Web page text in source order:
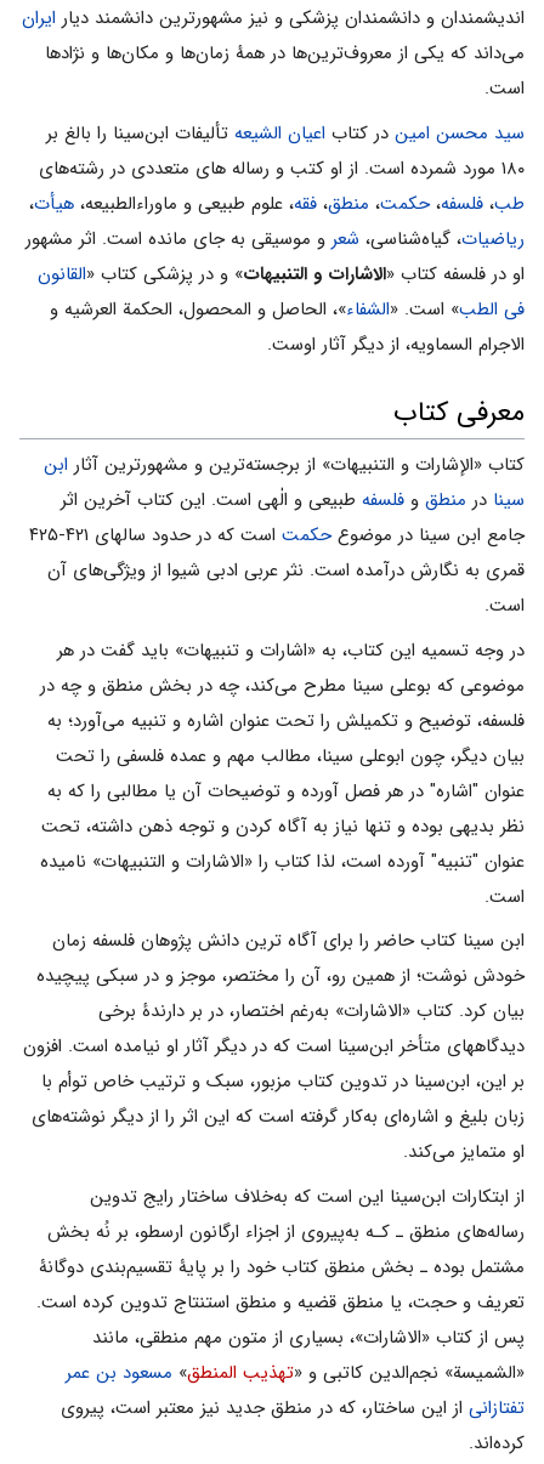
اندیشمندان و دانشمندان پزشکی و نیز مشهورترین دانشمند دیار ایران
می‌داند که یکی از معروف‌ترین‌ها در همهٔ زمان‌ها و مکان‌ها و نژادها
است.
سید محسن امین در کتاب اعیان الشیعه تألیفات ابن‌سینا را بالغ بر
۱۸۰ مورد شمرده است. از او کتب و رساله های متعددی در رشته‌های
طب، فلسفه،حکمت، منطق، فقه، علوم طبیعی و ماوراءالطبیعه، هیأت،
ریاضیات، گیاه‌شناسی، شعر و موسیقی به جای مانده است. اثر مشهور
او در فلسفه کتاب «الاشارات و التنبیهات» و در پزشکی کتاب «القانون
فی الطب» است. «الشفاء»، الحاصل و المحصول، الحکمة العرشیه و
الاجرام السماویه، از دیگر آثار اوست.
معرفی کتاب
کتاب «الإشارات و التنبیهات» از برجسته‌ترین و مشهورترين آثار ابن
سینا در منطق و فلسفه طبیعی و الٰهی است. این کتاب آخرین اثر
جامع ابن‌ سینا در موضوعحکمت
است که در حدود سالهای ۴۲۱-۴۲۵
قمری به نگارش درآمده است. نثر عربی ادبی شیوا از ویژگی‌های آن
است.
در وجه تسميه اين كتاب، به «اشارات و تنبيهات» بايد گفت در هر
موضوعى كه بوعلى سینا مطرح مى‌كند، چه در بخش منطق و چه در
فلسفه، توضيح و تكميلش را تحت عنوان اشاره و تنبيه مى‌آورد؛ به
بیان دیگر، چون ابوعلی سینا، مطالب مهم و عمده فلسفی را تحت
عنوان "اشاره" در هر فصل آورده و توضیحات آن یا مطالبی را که به
نظر بدیهی بوده و تنها نیاز به آگاه کردن و توجه ذهن داشته، تحت
عنوان "تنبیه" آورده است، لذا کتاب را «الاشارات و التنبیهات» نامیده
است.
ابن سینا کتاب حاضر را برای آگاه ترین دانش پژوهان فلسفه زمان
خودش نوشت؛ از همین رو، آن را مختصر، موجز و در سبکی پیچیده
بیان کرد. کتاب «الاشارات» به‌رغم اختصار، در بر دارندۀ برخی
دیدگاههای متأخر ابن‌سینا است که در دیگر آثار او نیامده است. افزون
بر این، ابن‌سینا در تدوین کتاب مزبور، سبک و ترتیب خاص توأم با
زبان بلیغ و اشاره‌ای به‌کار گرفته است که این اثر را از دیگر نوشته‌های
او متمایز می‌کند.
از ابتکارات ابن‌سینا این است که به‌خلاف ساختار رایج تدوین
رساله‌های منطق ـ کـه به‌پیروی از اجزاء ارگانون ارسطو، بر نُه بخش
مشتمل بوده ـ بخش منطق کتاب خود را بر پایۀ تقسیم‌بندی دوگانۀ
تعریف و حجت، یا منطق قضیه و منطق استنتاج تدوین کرده است.
پس از کتاب «الاشارات»، بسیاری از متون مهم منطقی، مانند
«الشمیسة» نجم‌الدین کاتبی و «تهذیب المنطق» مسعود بن عمر
تفتازانی از این ساختار، که در منطق جدید نیز معتبر است، پیروی
کرده‌اند.